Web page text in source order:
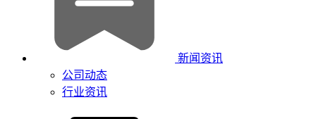
新闻资讯
公司动态
行业资讯